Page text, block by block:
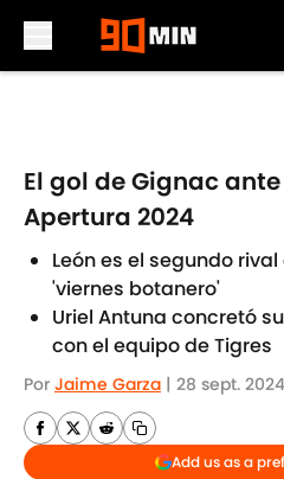
El gol de Gignac ante
Apertura 2024
León es el segundo
'viernes botanero'
Uriel Antuna concretó
con el equipo de Tigres
Por Jaime Garza | 28 sept. 2024
Add us as a